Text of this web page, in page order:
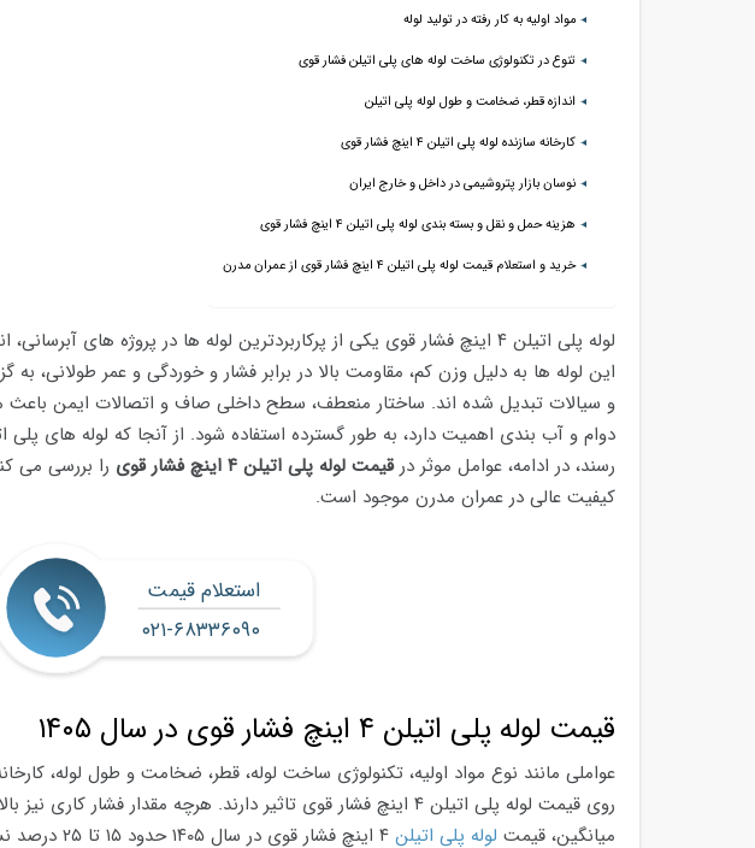
مواد اولیه به کار رفته در تولید لوله
تنوع در تکنولوژی ساخت لوله های پلی اتیلن فشار قوی
اندازه قطر، ضخامت و طول لوله پلی اتیلن
کارخانه سازنده لوله پلی اتیلن ۴ اینچ فشار قوی
نوسان بازار پتروشیمی در داخل و خارج ایران
هزینه حمل و نقل و بسته بندی لوله پلی اتیلن ۴ اینچ فشار قوی
خرید و استعلام قیمت لوله پلی اتیلن ۴ اینچ فشار قوی از عمران مدرن
لوله پلی اتیلن ۴ اینچ فشار قوی یکی از پرکاربردترین لوله ها در پروژه های
این لوله ها به دلیل وزن کم، مقاومت بالا در برابر فشار و خوردگی و عمر طولانی،
و سیالات تبدیل شده اند. ساختار منعطف، سطح داخلی صاف و اتصالات ایمن باعث
دوام و آب بندی اهمیت دارد، به طور گسترده استفاده شود. از آنجا که لوله های
رسند، در ادامه، عوامل موثر درقیمت لوله پلی اتیلن ۴ اینچ فشار قوی
را بررسی می
کیفیت عالی در عمران مدرن موجود است.
استعلام قیمت
۰۲۱-۶۸۳۳۶۰۹۰
قیمت لوله پلی اتیلن ۴ اینچ فشار قوی در سال ۱۴۰۵
عواملی مانند نوع مواد اولیه، تکنولوژی ساخت لوله، قطر، ضخامت و طول لوله،
روی قیمت لوله پلی اتیلن ۴ اینچ فشار قوی تاثیر دارند. هرچه مقدار
میانگین، قیمت لوله پلی اتیلن